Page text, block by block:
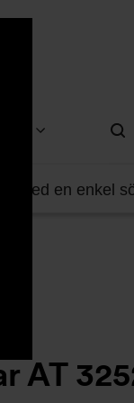
med en enkel
AT